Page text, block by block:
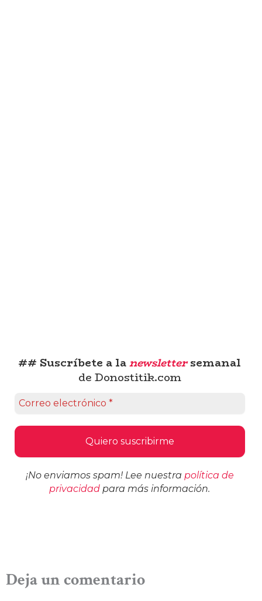
## Suscríbete a lanewslettersemanal
de Donostitik.com
¡No enviamos spam! Lee nuestra política de
privacidad para más información.
Deja un comentario